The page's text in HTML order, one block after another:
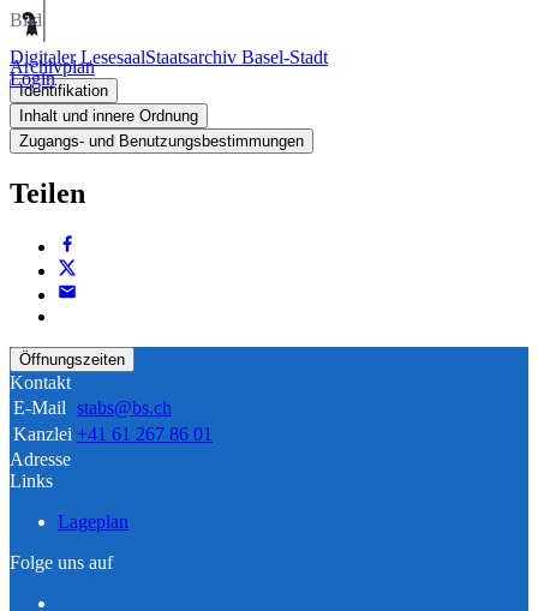
Digitaler LesesaalStaatsarchiv Basel-Stadt
Login
Bild
Archivplan
Identifikation
Inhalt und innere Ordnung
Zugangs- und Benutzungsbestimmungen
Teilen
Öffnungszeiten
Kontakt
E-Mail stabs@bs.ch
Kanzlei +41 61 267 86 01
Adresse
Links
Lageplan
Folge uns auf